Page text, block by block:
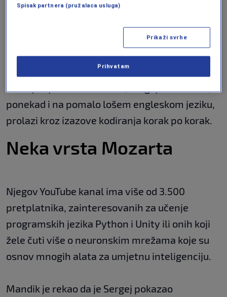
kako su svi u porodici sretni te da jedva čekaju
kada će se Sergej moći pridružiti kompaniji.
ponekad i na pomalo lošem engleskom jeziku,
prolazi kroz izazove kodiranja korak po korak.
Neka vrsta Mozarta
Njegov YouTube kanal ima više od 3.500
pretplatnika, zainteresovanih za učenje
programskih jezika Python i Unity ili onih koji
žele čuti više o neuronskim mrežama koje su
osnov mnogih alata za umjetnu inteligenciju.
Mandik je rekao da je Sergej pokazao
Spisak partnera (pružalaca usluga)
Prikaži svrhe
Prihvatam